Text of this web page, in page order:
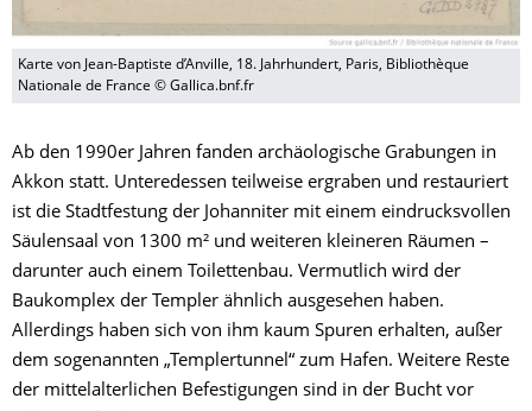
Karte von Jean-Baptiste d’Anville, 18. Jahrhundert, Paris, Bibliothèque
Nationale de France © Gallica.bnf.fr
Ab den 1990er Jahren fanden archäologische Grabungen in
Akkon statt. Unteredessen teilweise ergraben und restauriert
ist die Stadtfestung der Johanniter mit einem eindrucksvollen
Säulensaal von 1300 m² und weiteren kleineren Räumen –
darunter auch einem Toilettenbau. Vermutlich wird der
Baukomplex der Templer ähnlich ausgesehen haben.
Allerdings haben sich von ihm kaum Spuren erhalten, außer
dem sogenannten „Templertunnel“ zum Hafen. Weitere Reste
der mittelalterlichen Befestigungen sind in der Bucht vor